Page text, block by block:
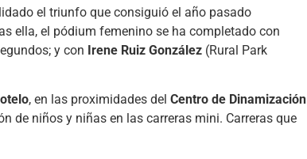
el triunfo que consiguió el año pasado
ella, el pódium femenino se ha completado con
y con Irene Ruiz González (Rural Park
, en las proximidades del Centro de Dinamización
de niños y niñas en las carreras mini. Carreras que